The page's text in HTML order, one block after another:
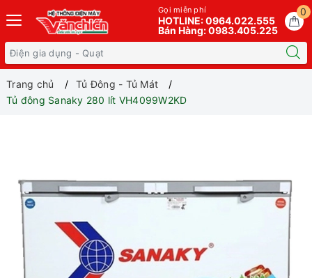
0
Gọi miễn phí
HOTLINE: 0964.022.555
Bán Hàng: 0983.405.225
Trang chủ
Tủ Đông - Tủ Mát
Tủ đông Sanaky 280 lít VH4099W2KD